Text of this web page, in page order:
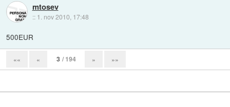
mtosev
:: 1. nov 2010, 17:48
500EUR
«« « 3 / 194 » »»